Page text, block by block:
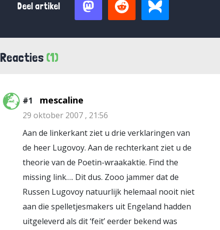
Deel artikel
Reacties (1)
#1 mescaline
29 oktober 2007 , 21:56
Aan de linkerkant ziet u drie verklaringen van
de heer Lugovoy. Aan de rechterkant ziet u de
theorie van de Poetin-wraakaktie. Find the
missing link…. Dit dus. Zooo jammer dat de
Russen Lugovoy natuurlijk helemaal nooit niet
aan die spelletjesmakers uit Engeland hadden
uitgeleverd als dit ‘feit’ eerder bekend was